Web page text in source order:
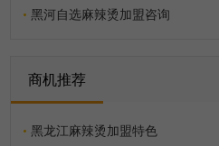
黑河自选麻辣烫加盟咨询
商机推荐
黑龙江麻辣烫加盟特色